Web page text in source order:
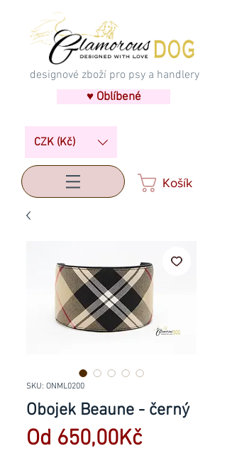
designové zboží pro psy a handlery
♥ Oblíbené
CZK (Kč)
Košík
SKU: ONML0200
Obojek Beaune - černý
Od 650,00Kč